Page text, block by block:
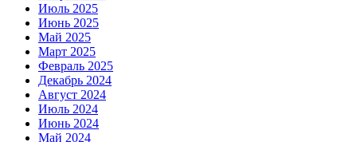
Июль 2025
Июнь 2025
Май 2025
Март 2025
Февраль 2025
Декабрь 2024
Август 2024
Июль 2024
Июнь 2024
Май 2024